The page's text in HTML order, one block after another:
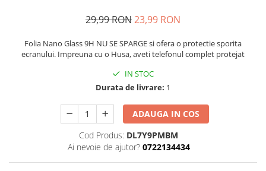
29,99 RON23,99 RON
Folia Nano Glass 9H NU SE SPARGE si ofera o protectie sporita
ecranului. Impreuna cu o Husa, aveti telefonul complet protejat
IN STOC
Durata de livrare: 1
ADAUGA IN COS
Cod Produs: DL7Y9PMBM
Ai nevoie de ajutor? 0722134434